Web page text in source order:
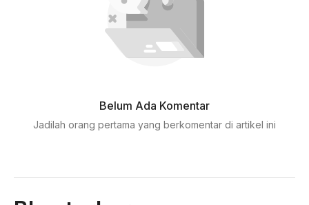
Belum Ada Komentar
Jadilah orang pertama yang berkomentar di artikel ini